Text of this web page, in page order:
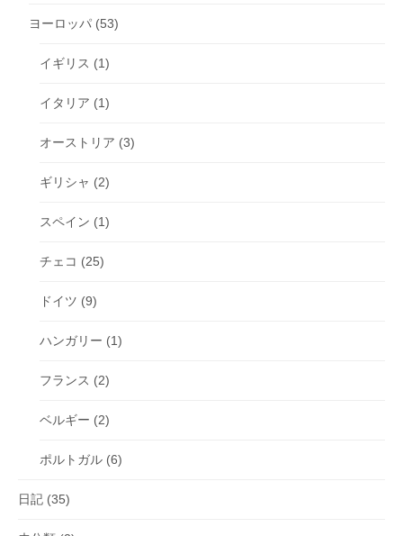
ヨーロッパ (53)
イギリス (1)
イタリア (1)
オーストリア (3)
ギリシャ (2)
スペイン (1)
チェコ (25)
ドイツ (9)
ハンガリー (1)
フランス (2)
ベルギー (2)
ポルトガル (6)
日記 (35)